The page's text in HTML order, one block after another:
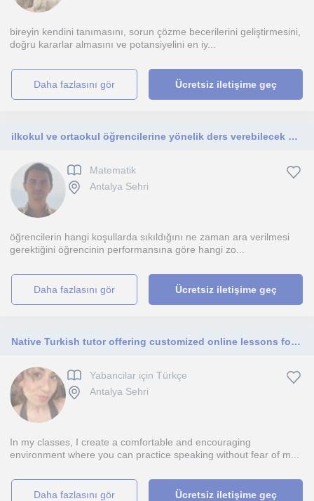
bireyin kendini tanımasını, sorun çözme becerilerini geliştirmesini,
doğru kararlar almasını ve potansiyelini en iy...
daha fazlasını gör Ücretsiz iletişime geç
ilkokul ve ortaokul öğrencilerine yönelik ders verebilecek seviyedeyim.
Matematik
Antalya Sehri
öğrencilerin hangi koşullarda sıkıldığını ne zaman ara verilmesi
gerektiğini öğrencinin performansına göre hangi zo...
daha fazlasını gör Ücretsiz iletişime geç
Native Turkish tutor offering customized online lessons for all. Native Turkish tutor for practical and fun online lessons.
Yabancilar için Türkçe
Antalya Sehri
In my classes, I create a comfortable and encouraging
environment where you can practice speaking without fear of m...
daha fazlasını gör Ücretsiz iletişime geç